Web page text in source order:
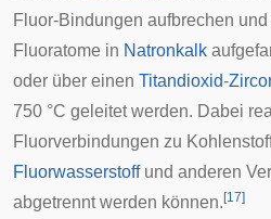
Fluor-Bindungen aufbrechen
Fluoratome in Natronkalk
oder über einen Titandioxid-
750 °C geleitet werden. Dabei
Fluorverbindungen zu
Fluorwasserstoffund anderen
abgetrennt werden können. [17]